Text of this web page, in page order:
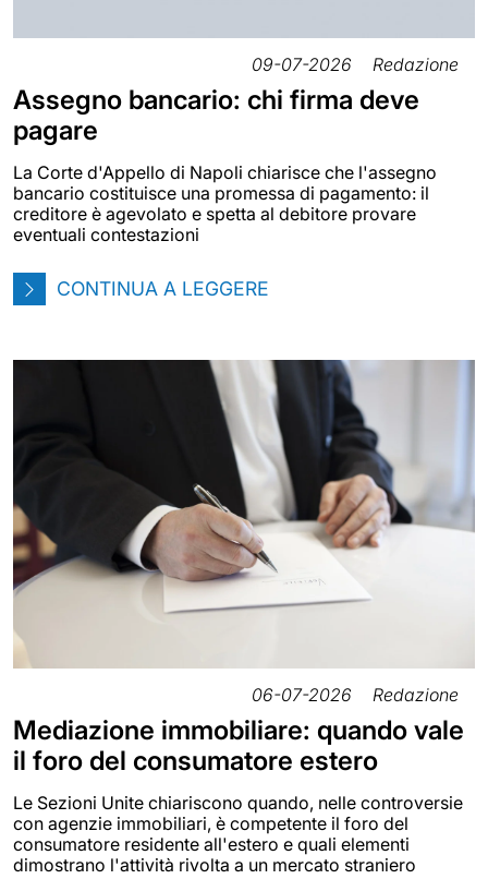
09-07-2026 Redazione
Assegno bancario: chi firma deve
pagare
La Corte d'Appello di Napoli chiarisce che l'assegno
bancario costituisce una promessa di pagamento: il
creditore è agevolato e spetta al debitore provare
eventuali contestazioni
CONTINUA A LEGGERE
06-07-2026 Redazione
Mediazione immobiliare: quando vale
il foro del consumatore estero
Le Sezioni Unite chiariscono quando, nelle controversie
con agenzie immobiliari, è competente il foro del
consumatore residente all'estero e quali elementi
dimostrano l'attività rivolta a un mercato straniero